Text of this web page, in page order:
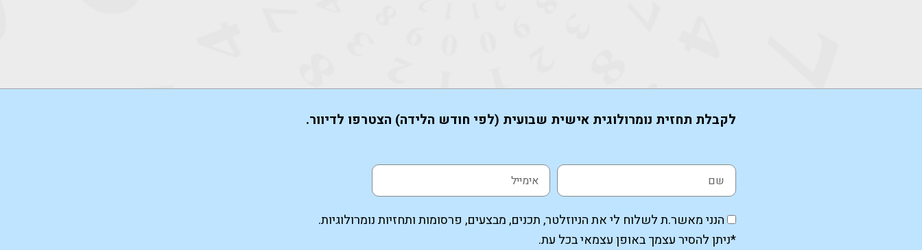
לקבלת תחזית נומרולוגית אישית שבועית (לפי חודש הלידה) הצטרפו לדיוור.
הנני מאשר.ת לשלוח לי את הניוזלטר, תכנים, מבצעים, פרסומות ותחזיות נומרולוגיות.
*ניתן להסיר עצמך באופן עצמאי בכל עת.